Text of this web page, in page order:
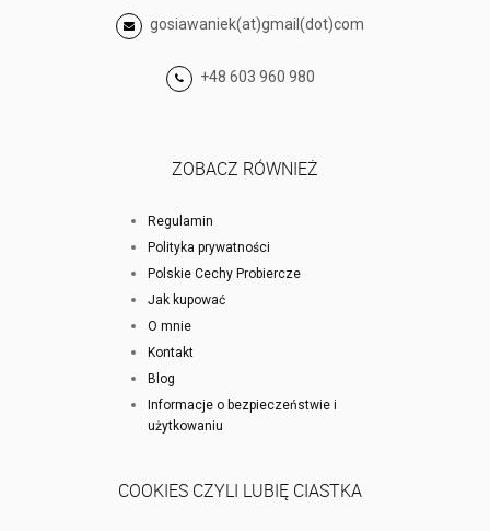
gosiawaniek(at)gmail(dot)com
+48 603 960 980
ZOBACZ RÓWNIEŻ
Regulamin
Polityka prywatności
Polskie Cechy Probiercze
Jak kupować
O mnie
Kontakt
Blog
Informacje o bezpieczeństwie i
użytkowaniu
COOKIES CZYLI LUBIĘ CIASTKA